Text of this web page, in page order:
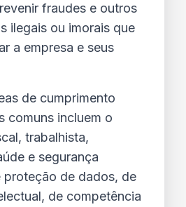
fraudes e outros
ilegais ou imorais que
a empresa e seus
de cumprimento
comuns incluem o
trabalhista,
e segurança
proteção de dados, de
de competência